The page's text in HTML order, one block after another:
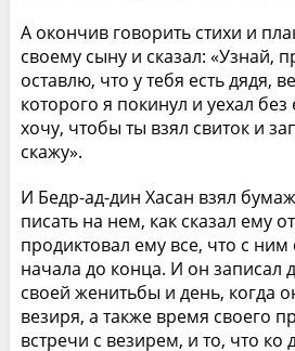
А окончив говорить стихи и
своему сыну и сказал: «Узнай,
оставлю, что у тебя есть дядя,
которого я покинул и уехал без
хочу, чтобы ты взял свиток и
скажу».
И Бедр-ад-дин Хасан взял
писать на нем, как сказал ему
продиктовал ему все, что с ним
начала до конца. И он записал
своей женитьбы и день, когда
везиря, а также время своего
встречи с везирем, и то, что